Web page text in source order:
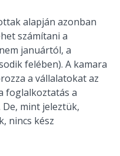
alapján azonban
számítani a
januártól, a
felében). A kamara
a vállalatokat az
foglalkoztatás a
mint jeleztük,
nincs kész